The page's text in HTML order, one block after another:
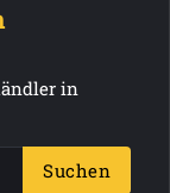
in
Suchen